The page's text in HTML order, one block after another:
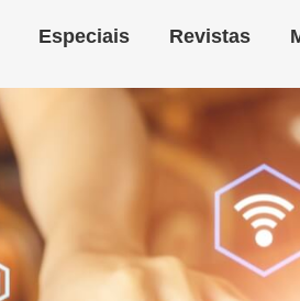
Especiais Revistas